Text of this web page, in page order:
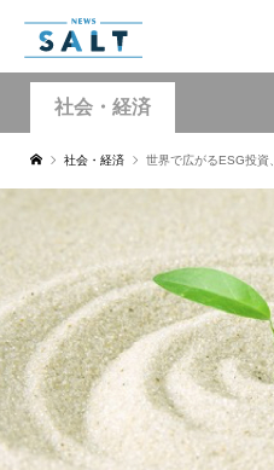
社会・経済
社会・経済 世界で広がるESG投資